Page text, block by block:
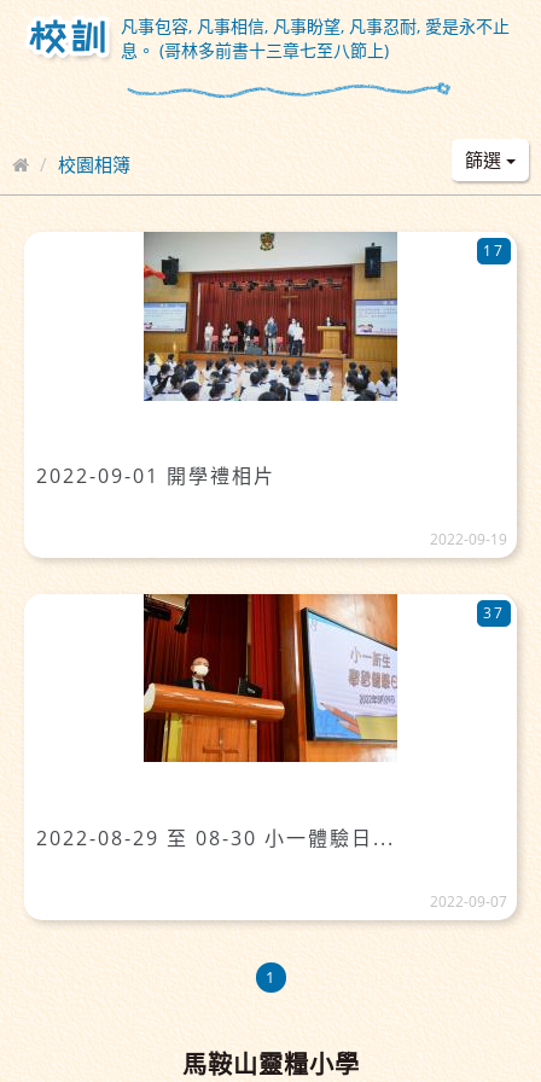
凡事包容, 凡事相信, 凡事盼望, 凡事忍耐, 愛是永不止
息。 (哥林多前書十三章七至八節上)
校園相簿 篩選
2022-09-01 開學禮相片
17
2022-09-19
2022-08-29 至 08-30 小一體驗日...
37
2022-09-07
1
馬鞍山靈糧小學